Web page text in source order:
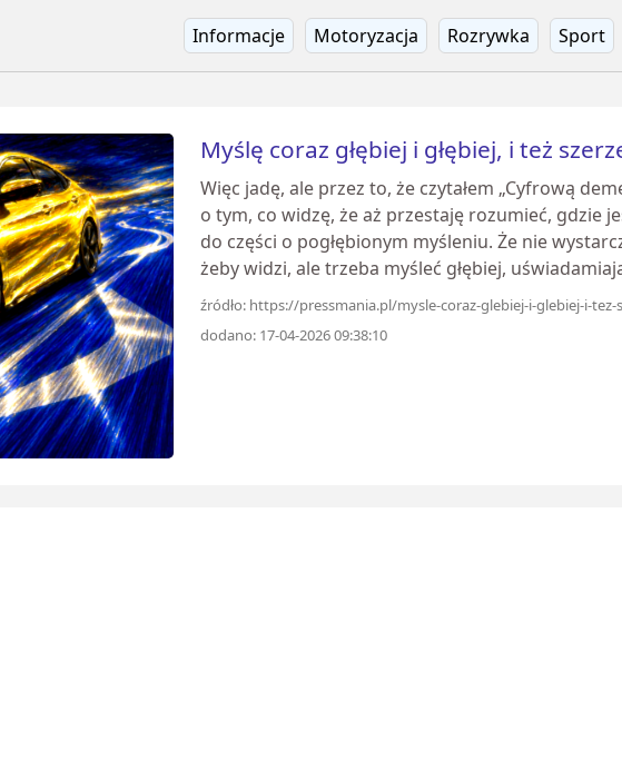
Informacje Motoryzacja Rozrywka Sport
Myślę coraz głębiej i głębiej, i też
Więc jadę, ale przez to, że czytałem „Cyfrową
o tym, co widzę, że aż przestaję rozumieć, gdzie
do części o pogłębionym myśleniu. Że nie
żeby widzi, ale trzeba myśleć głębiej,
źródło: https://pressmania.pl/mysle-coraz-glebiej-i-glebiej-i-tez-
dodano: 17-04-2026 09:38:10